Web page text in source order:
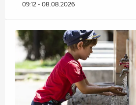
09:12 - 08.08.2026